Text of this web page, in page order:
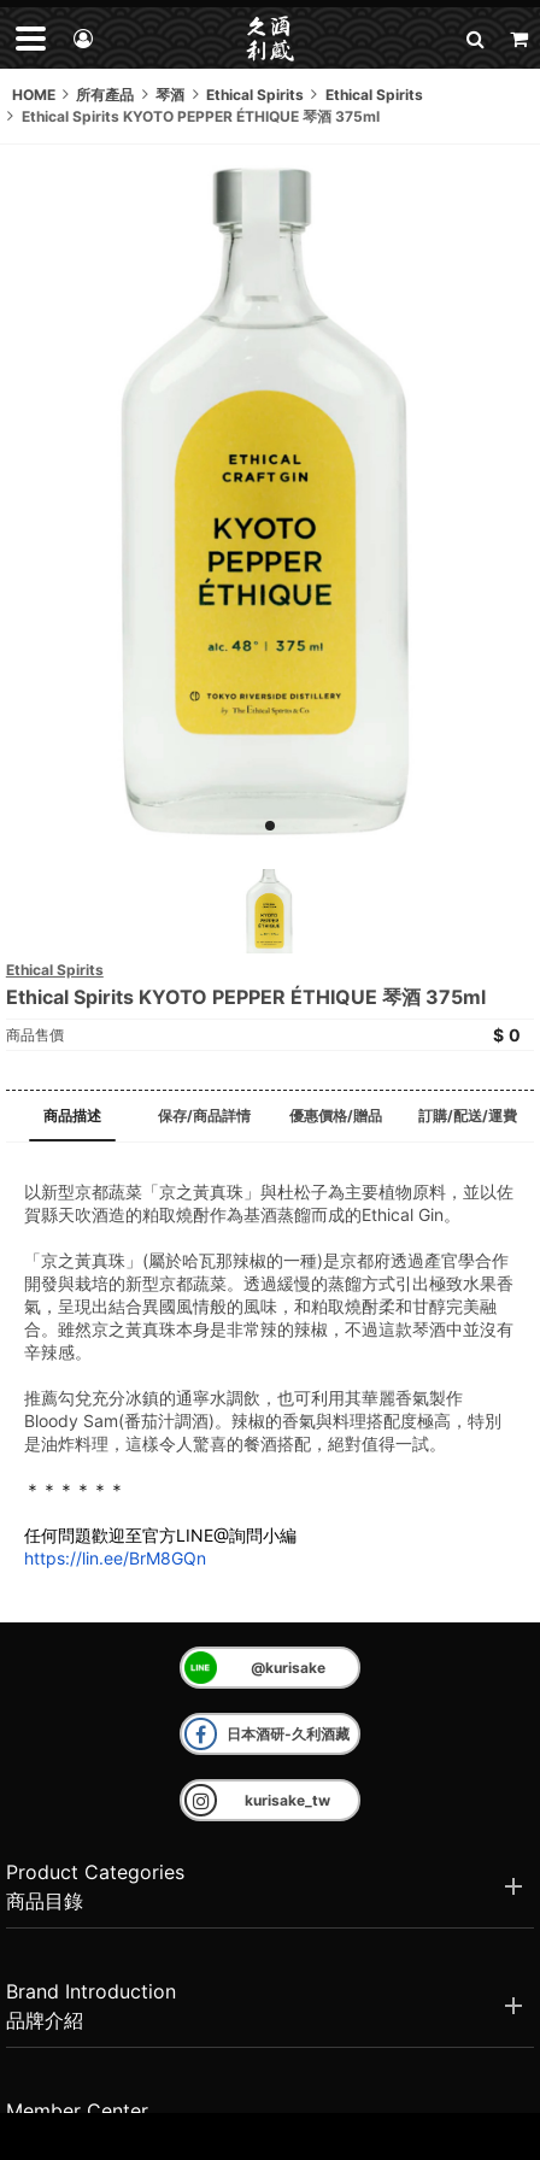
HOME 所有產品 琴酒 Ethical Spirits
Ethical Spirits
Ethical Spirits KYOTO PEPPER ÉTHIQUE 琴酒 375ml
Ethical Spirits
Ethical Spirits KYOTO PEPPER ÉTHIQUE 琴酒 375ml
商品售價 0
商品描述 保存/商品詳情 優惠價格/贈品 訂購/配送/運費
以新型京都蔬菜「京之黃真珠」與杜松子為主要植物原料，並以佐
賀縣天吹酒造的粕取燒酎作為基酒蒸餾而成的Ethical Gin。
「京之黃真珠」(屬於哈瓦那辣椒的一種)是京都府透過產官學合作
開發與栽培的新型京都蔬菜。透過緩慢的蒸餾方式引出極致水果香
氣，呈現出結合異國風情般的風味，和粕取燒酎柔和甘醇完美融
合。雖然京之黃真珠本身是非常辣的辣椒，不過這款琴酒中並沒有
辛辣感。
推薦勾兌充分冰鎮的通寧水調飲，也可利用其華麗香氣製作
Bloody Sam(番茄汁調酒)。辣椒的香氣與料理搭配度極高，特別
是油炸料理，這樣令人驚喜的餐酒搭配，絕對值得一試。
﻿＊＊＊＊＊＊
任何問題歡迎至官方LINE@詢問小編
https://lin.ee/BrM8GQn
@kurisake
日本酒研-久利酒藏
kurisake_tw
Product Categories
商品目錄
Brand Introduction
品牌介紹
Member Center